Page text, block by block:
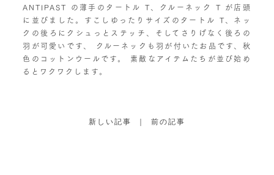
ANTIPAST の薄手のタートル T、クルーネック T が店頭
に並びました。すこしゆったりサイズのタートル T、ネッ
クの後ろにクシュっとステッチ、そしてさりげなく後ろの
羽が可愛いです、 クルーネックも羽が付いたお品です、秋
色のコットンウールです。 素敵なアイテムたちが並び始め
るとワクワクします。
新しい記事 前の記事